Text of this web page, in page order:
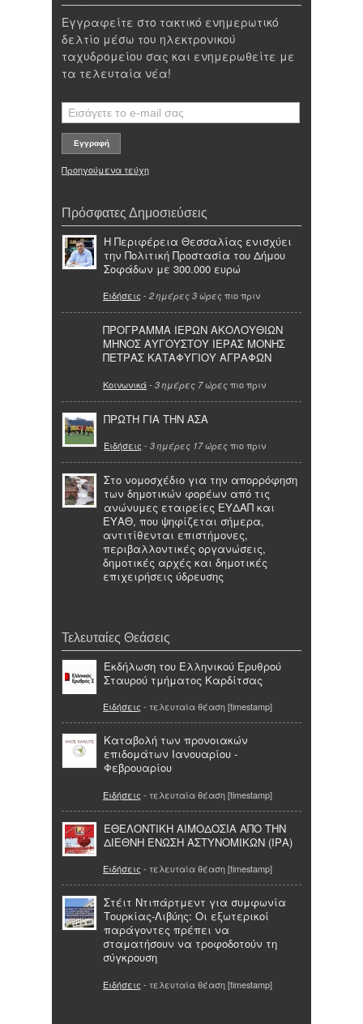
Εγγραφείτε στο τακτικό ενημερωτικό
δελτίο μέσω του ηλεκτρονικού
ταχυδρομείου σας και ενημερωθείτε με
τα τελευταία νέα!
Προηγούμενα τεύχη
Πρόσφατες Δημοσιεύσεις
Η Περιφέρεια Θεσσαλίας ενισχύει
την Πολιτική Προστασία του Δήμου
Σοφάδων με 300.000 ευρώ
Ειδήσεις - 2 ημέρες 3 ώρες πιο πριν
ΠΡΟΓΡΑΜΜΑ ΙΕΡΩΝ ΑΚΟΛΟΥΘΙΩΝ
ΜΗΝΟΣ ΑΥΓΟΥΣΤΟΥ ΙΕΡΑΣ ΜΟΝΗΣ
ΠΕΤΡΑΣ ΚΑΤΑΦΥΓΙΟΥ ΑΓΡΑΦΩΝ
Κοινωνικά- 3 ημέρες 7 ώρες πιο πριν
ΠΡΩΤΗ ΓΙΑ ΤΗΝ ΑΣΑ
Ειδήσεις - 3 ημέρες 17 ώρες πιο πριν
Στο νομοσχέδιο για την απορρόφηση
των δημοτικών φορέων από τις
ανώνυμες εταιρείες ΕΥΔΑΠ και
ΕΥΑΘ, που ψηφίζεται σήμερα,
αντιτίθενται επιστήμονες,
περιβαλλοντικές οργανώσεις,
δημοτικές αρχές και δημοτικές
επιχειρήσεις ύδρευσης
Τελευταίες Θεάσεις
Εκδήλωση του Ελληνικού Ερυθρού
Σταυρού τμήματος Καρδίτσας
Ειδήσεις - τελευταία θέαση [timestamp]
Καταβολή των προνοιακών
επιδομάτων Ιανουαρίου -
Φεβρουαρίου
Ειδήσεις - τελευταία θέαση [timestamp]
ΕΘΕΛΟΝΤΙΚΗ ΑΙΜΟΔΟΣΙΑ ΑΠΟ ΤΗΝ
ΔΙΕΘΝΗ ΕΝΩΣΗ ΑΣΤΥΝΟΜΙΚΩΝ (ΙΡΑ)
Ειδήσεις - τελευταία θέαση [timestamp]
Στέιτ Ντιπάρτμεντ για συμφωνία
Τουρκίας-Λιβύης: Οι εξωτερικοί
παράγοντες πρέπει να
σταματήσουν να τροφοδοτούν τη
σύγκρουση
Ειδήσεις - τελευταία θέαση [timestamp]